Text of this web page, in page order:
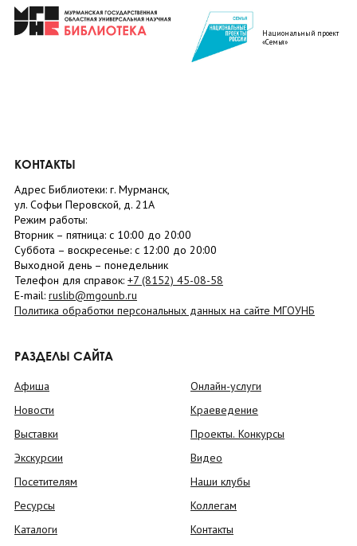
Национальный проект
«Семья»
КОНТАКТЫ
Адрес Библиотеки: г. Мурманск,
ул. Софьи Перовской, д. 21А
Режим работы:
Вторник – пятница: с 10:00 до 20:00
Суббота – воскресенье: c 12:00 до 20:00
Выходной день – понедельник
Телефон для справок: +7 (8152) 45-08-58
E-mail: ruslib@mgounb.ru
Политика обработки персональных данных на сайте МГОУНБ
РАЗДЕЛЫ САЙТА
Афиша
Новости
Выставки
Экскурсии
Посетителям
Ресурсы
Каталоги
Онлайн-услуги
Краеведение
Проекты. Конкурсы
Видео
Наши клубы
Коллегам
Контакты